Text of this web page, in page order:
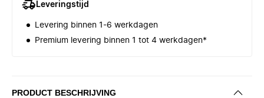
Leveringstijd
Levering binnen 1-6 werkdagen
Premium levering binnen 1 tot 4 werkdagen*
PRODUCT BESCHRIJVING